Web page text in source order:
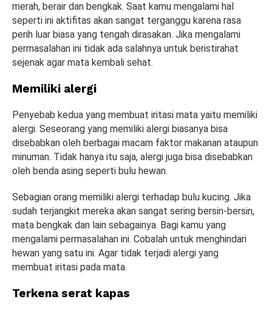
merah, berair dan bengkak. Saat kamu mengalami hal
seperti ini aktifitas akan sangat terganggu karena rasa
perih luar biasa yang tengah dirasakan. Jika mengalami
permasalahan ini tidak ada salahnya untuk beristirahat
sejenak agar mata kembali sehat.
Memiliki alergi
Penyebab kedua yang membuat iritasi mata yaitu memiliki
alergi. Seseorang yang memiliki alergi biasanya bisa
disebabkan oleh berbagai macam faktor makanan ataupun
minuman. Tidak hanya itu saja, alergi juga bisa disebabkan
oleh benda asing seperti bulu hewan.
Sebagian orang memiliki alergi terhadap bulu kucing. Jika
sudah terjangkit mereka akan sangat sering bersin-bersin,
mata bengkak dan lain sebagainya. Bagi kamu yang
mengalami permasalahan ini. Cobalah untuk menghindari
hewan yang satu ini. Agar tidak terjadi alergi yang
membuat iritasi pada mata.
Terkena serat kapas